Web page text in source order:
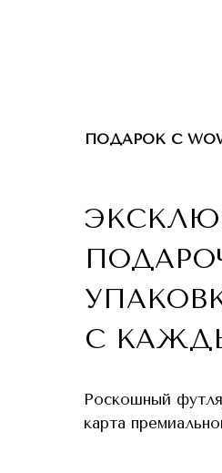
С
Роскошный
карта
ПОДАРОК С